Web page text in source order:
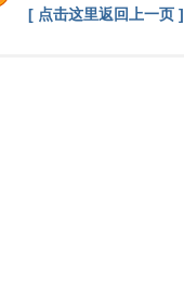
[ 点击这里返回上一页 ]